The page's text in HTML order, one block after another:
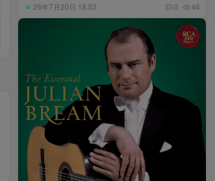
26年7月20日 18:53 0 46